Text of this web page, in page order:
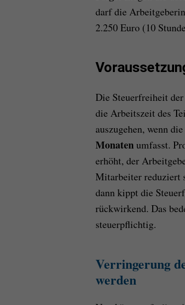
darf die
2.250 Euro (10
Die Steuerfreiheit
die Arbeitszeit des
auszugehen, wenn
Monatenumfasst.
erhöht, der
Mitarbeiter reduziert
dann kippt die
rückwirkend. Das
steuerpflichtig.
Verringerung
werden